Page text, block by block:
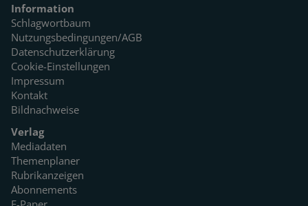
Information
Schlagwortbaum
Nutzungsbedingungen/AGB
Datenschutzerklärung
Cookie-Einstellungen
Impressum
Kontakt
Bildnachweise
Verlag
Mediadaten
Themenplaner
Rubrikanzeigen
Abonnements